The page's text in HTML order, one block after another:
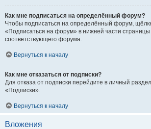
Как мне подписаться на определённый форум?
Чтобы подписаться на определённый форум,
«Подписаться на форум» в нижней части
соответствующего форума.
Вернуться к началу
Как мне отказаться от подписки?
Для отказа от подписки перейдите в личный
«Подписки».
Вернуться к началу
Вложения